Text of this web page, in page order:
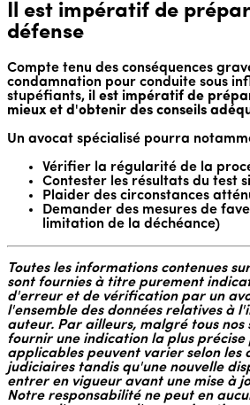
Il est impératif de
défense
Compte tenu des conséquences
condamnation pour conduite sous
stupéfiants, il est impératif de
mieux et d'obtenir des conseils
Un avocat spécialisé pourra
Vérifier la régularité de la
Contester les résultats du test
Plaider des circonstances
Demander des mesures de
limitation de la déchéance)
Toutes les informations contenues
sont fournies à titre purement
d'erreur et de vérification par un
l'ensemble des données relatives à
auteur. Par ailleurs, malgré tous nos
fournir une indication la plus précise
applicables peuvent varier selon les
judiciaires tandis qu'une nouvelle
entrer en vigueur avant une mise à
Notre responsabilité ne peut en